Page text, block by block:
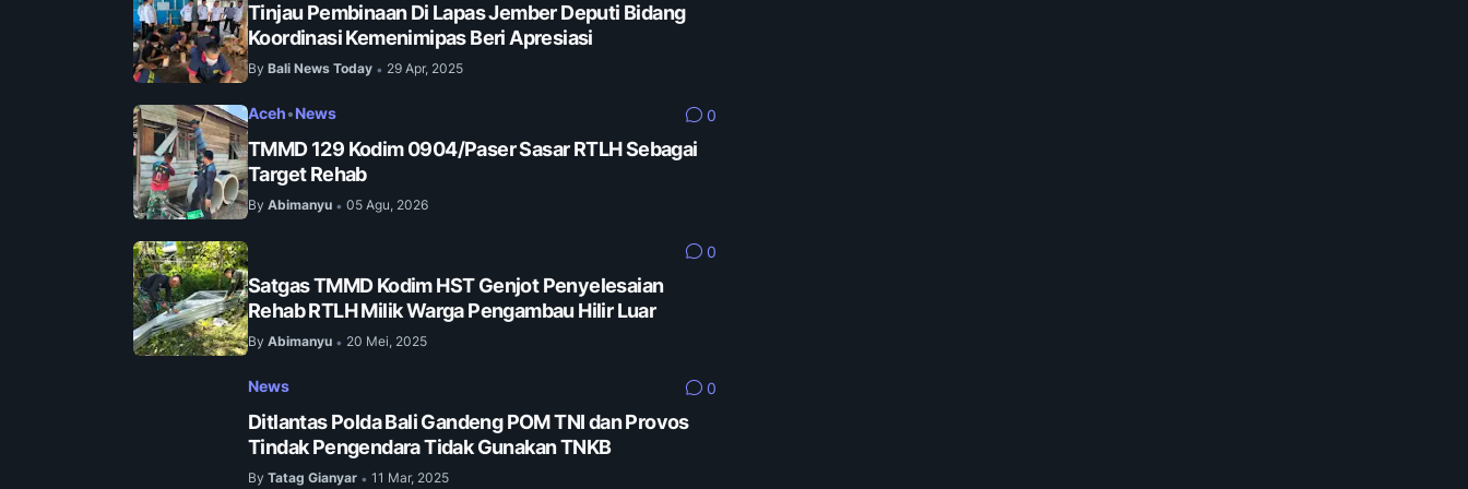
Tinjau Pembinaan Di Lapas Jember Deputi Bidang
Koordinasi Kemenimipas Beri Apresiasi
By Bali News Today • 29 Apr, 2025
Aceh•News 0
TMMD 129 Kodim 0904/Paser Sasar RTLH Sebagai
Target Rehab
By Abimanyu • 05 Agu, 2026
0
Satgas TMMD Kodim HST Genjot Penyelesaian
Rehab RTLH Milik Warga Pengambau Hilir Luar
By Abimanyu • 20 Mei, 2025
News 0
Ditlantas Polda Bali Gandeng POM TNI dan Provos
Tindak Pengendara Tidak Gunakan TNKB
By Tatag Gianyar • 11 Mar, 2025